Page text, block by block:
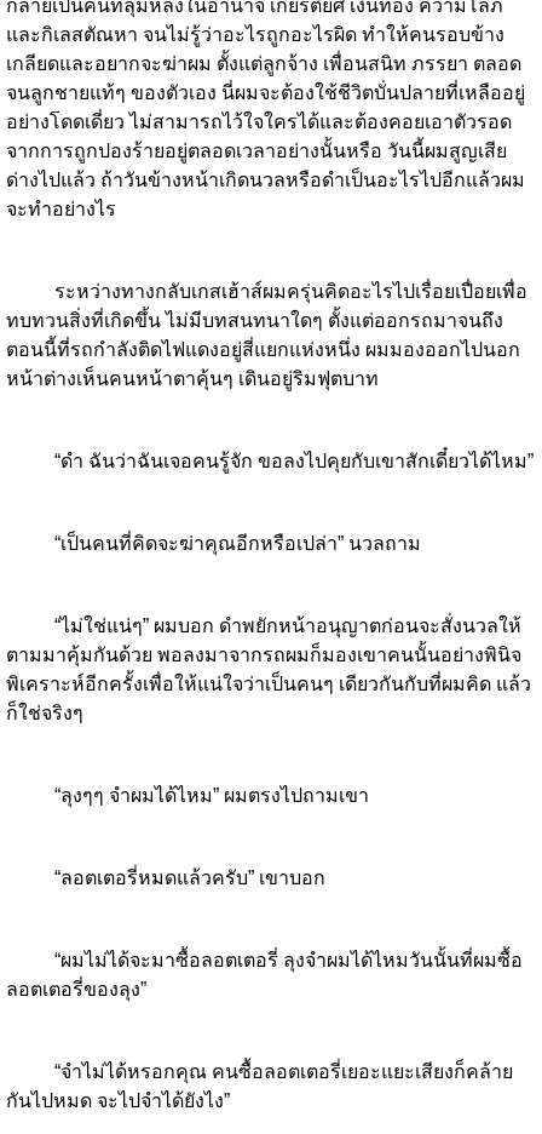
กลายเป็นคนที่ลุ่มหลงในอำนาจ เกียรติยศ เงินทอง ความโลภ
และกิเลสตัณหา จนไม่รู้ว่าอะไรถูกอะไรผิด ทำให้คนรอบข้าง
เกลียดและอยากจะฆ่าผม ตั้งแต่ลูกจ้าง เพื่อนสนิท ภรรยา ตลอด
จนลูกชายแท้ๆ ของตัวเอง นี่ผมจะต้องใช้ชีวิตบั่นปลายที่เหลืออยู่
อย่างโดดเดี่ยว ไม่สามารถไว้ใจใครได้และต้องคอยเอาตัวรอด
จากการถูกปองร้ายอยู่ตลอดเวลาอย่างนั้นหรือ วันนี้ผมสูญเสีย
ด่างไปแล้ว ถ้าวันข้างหน้าเกิดนวลหรือดำเป็นอะไรไปอีกแล้วผม
จะทำอย่างไร
ระหว่างทางกลับเกสเฮ้าส์ผมครุ่นคิดอะไรไปเรื่อยเปื่อยเพื่อ
ทบทวนสิ่งที่เกิดขึ้น ไม่มีบทสนทนาใดๆ ตั้งแต่ออกรถมาจนถึง
ตอนนี้ที่รถกำลังติดไฟแดงอยู่สี่แยกแห่งหนึ่ง ผมมองออกไปนอก
หน้าต่างเห็นคนหน้าตาคุ้นๆ เดินอยู่ริมฟุตบาท
“ดำ ฉันว่าฉันเจอคนรู้จัก ขอลงไปคุยกับเขาสักเดี๋ยวได้ไหม”
“เป็นคนที่คิดจะฆ่าคุณอีกหรือเปล่า” นวลถาม
“ไม่ใช่แน่ๆ” ผมบอก ดำพยักหน้าอนุญาตก่อนจะสั่งนวลให้
ตามมาคุ้มกันด้วย พอลงมาจากรถผมก็มองเขาคนนั้นอย่างพินิจ
พิเคราะห์อีกครั้งเพื่อให้แน่ใจว่าเป็นคนๆ เดียวกันกับที่ผมคิด แล้ว
ก็ใช่จริงๆ
“ลุงๆๆ จำผมได้ไหม” ผมตรงไปถามเขา
“ลอตเตอรี่หมดแล้วครับ” เขาบอก
“ผมไม่ได้จะมาซื้อลอตเตอรี่ ลุงจำผมได้ไหมวันนั้นที่ผมซื้อ
ลอตเตอรี่ของลุง”
“จำไม่ได้หรอกคุณ คนซื้อลอตเตอรี่เยอะแยะเสียงก็คล้าย
กันไปหมด จะไปจำได้ยังไง”